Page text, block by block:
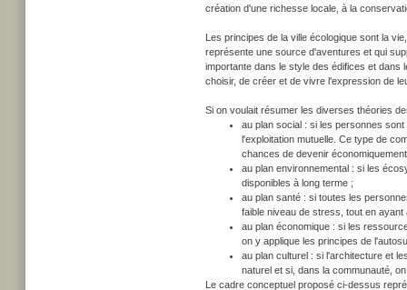
création d'une richesse locale, à la
Les principes de la ville écologique sont la
représente une source d'aventures et qui
importante dans le style des édifices et
choisir, de créer et de vivre l'expression de
Si on voulait résumer les diverses théories
au plan social : si les personnes
l'exploitation mutuelle. Ce type de
chances de devenir
au plan environnemental : si les
disponibles à long terme ;
au plan santé : si toutes les
faible niveau de stress, tout en
au plan économique : si les
on y applique les principes de
au plan culturel : si l'architecture et
naturel et si, dans la communauté,
Le cadre conceptuel proposé ci-dessus